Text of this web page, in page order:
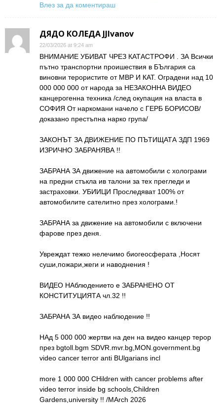
Влез за да коментираш
ДЯДО КОЛЕДА JJIvanov
22/03/2026 at 9:24 am
ВНИМАНИЕ УБИВАТ ЧРЕЗ КАТАСТРОФИ . ЗА Всички
пътно транспортни проишествия в БЪлгария са
виновни терористите от МВР И КАТ. Оградени над 10
000 000 000 от народа за НЕЗАКОННА ВИДЕО
канцерогенна техника /след окупация на власта в
СОФИЯ От наркомани начело с ГЕРБ БОРИСОВ/
доказано престъпна нарко група/
ЗАКОНЪТ ЗА ДВИЖЕНИЕ ПО ПЪТИЩАТА ЗДП 1969
ИЗРИЧНО ЗАБРАНЯВА !!
ЗАБРАНА ЗА движение на автомобили с холограми
на предни стъкла ив талони за тех прегледи и
застраховки. УБИИЦИ Проследяват 100% от
автомобилите сателитно през холограми.!
ЗАБРАНА за движение на автомобили с включени
фарове през деня.
Увреждат тежко нелечимо биогеосферата ,Носят
суши,пожари,жеги и наводнения !
ВИДЕО НАблюдението е ЗАБРАНЕНО ОТ
КОНСТИТУЦИЯТА чл.32 !!
ЗАБРАНА ЗА видео наблюдение !!
НАд 5 000 000 жертви на ден на видео канцер терор
през bgtoll.bgm SDVR.mvr.bg,MON.government.bg
video cancer terror anti BUlgarians incl
more 1 000 000 CHildren with cancer problems after
video terror inside bg schools,Children
Gardens,university !! /MArch 2026